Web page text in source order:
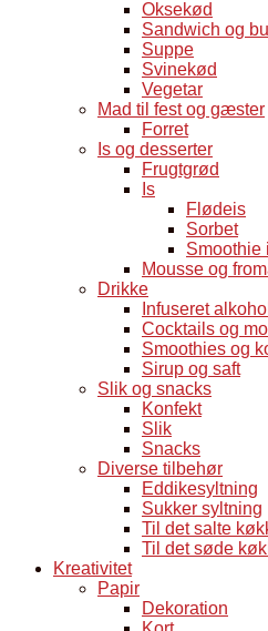
Oksekød
Sandwich og
Suppe
Svinekød
Vegetar
Mad til fest og gæster
Forret
Is og desserter
Frugtgrød
Is
Flødeis
Sorbet
Smoothie
Mousse og
Drikke
Infuseret
Cocktails og
Smoothies og
Sirup og saft
Slik og snacks
Konfekt
Slik
Snacks
Diverse tilbehør
Eddikesyltning
Sukker syltning
Til det salte
Til det søde
Kreativitet
Papir
Dekoration